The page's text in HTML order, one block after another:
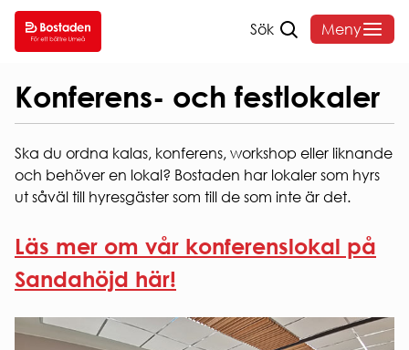
Sök Meny
SÖK
LEDIGT
SÖK
LEDIGT
VÅRA
Hyreslägenheter
Studentlägenheter
Seniorboende
HUR
SÖKER
BOENDE
HYRA
Hyressättning
HEMFÖRSÄKRING
INTERNET
& TV
OCH
KÄLLSORTERING
VANLIGA
FRÅGOR
HEMMAFINT
HUSKURAGE
VANLIGA
ENKÄTER
OCH
OM
OM
Sponsring
Hem/Lokaler Konferens- och festlokaler
Konferens- och festlokaler
Ska du ordna kalas, konferens, workshop eller liknande
och behöver en lokal? Bostaden har lokaler som hyrs
ut såväl till hyresgäster som till de som inte är det.
Läs mer om vår konferenslokal på
Sandahöjd här!